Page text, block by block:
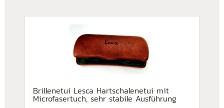
Brillenetui Lesca Hartschalenetui mit
Microfasertuch, sehr stabile Ausführung